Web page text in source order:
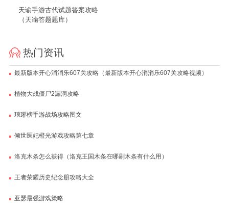
天谕手游古代试题答案攻略
（天谕答题题库）
热门资讯
最新版本开心消消乐607关攻略（最新版本开心消消乐607关攻略视频）
植物大战僵尸2漏洞攻略
琅琊榜手游战场攻略图文
倾世医妃橙光游戏攻略第七章
洛克木条怎么获得（洛克王国木条在哪刷木条有什么用）
王者荣耀历史纪念册攻略大全
亚瑟最强游戏策略